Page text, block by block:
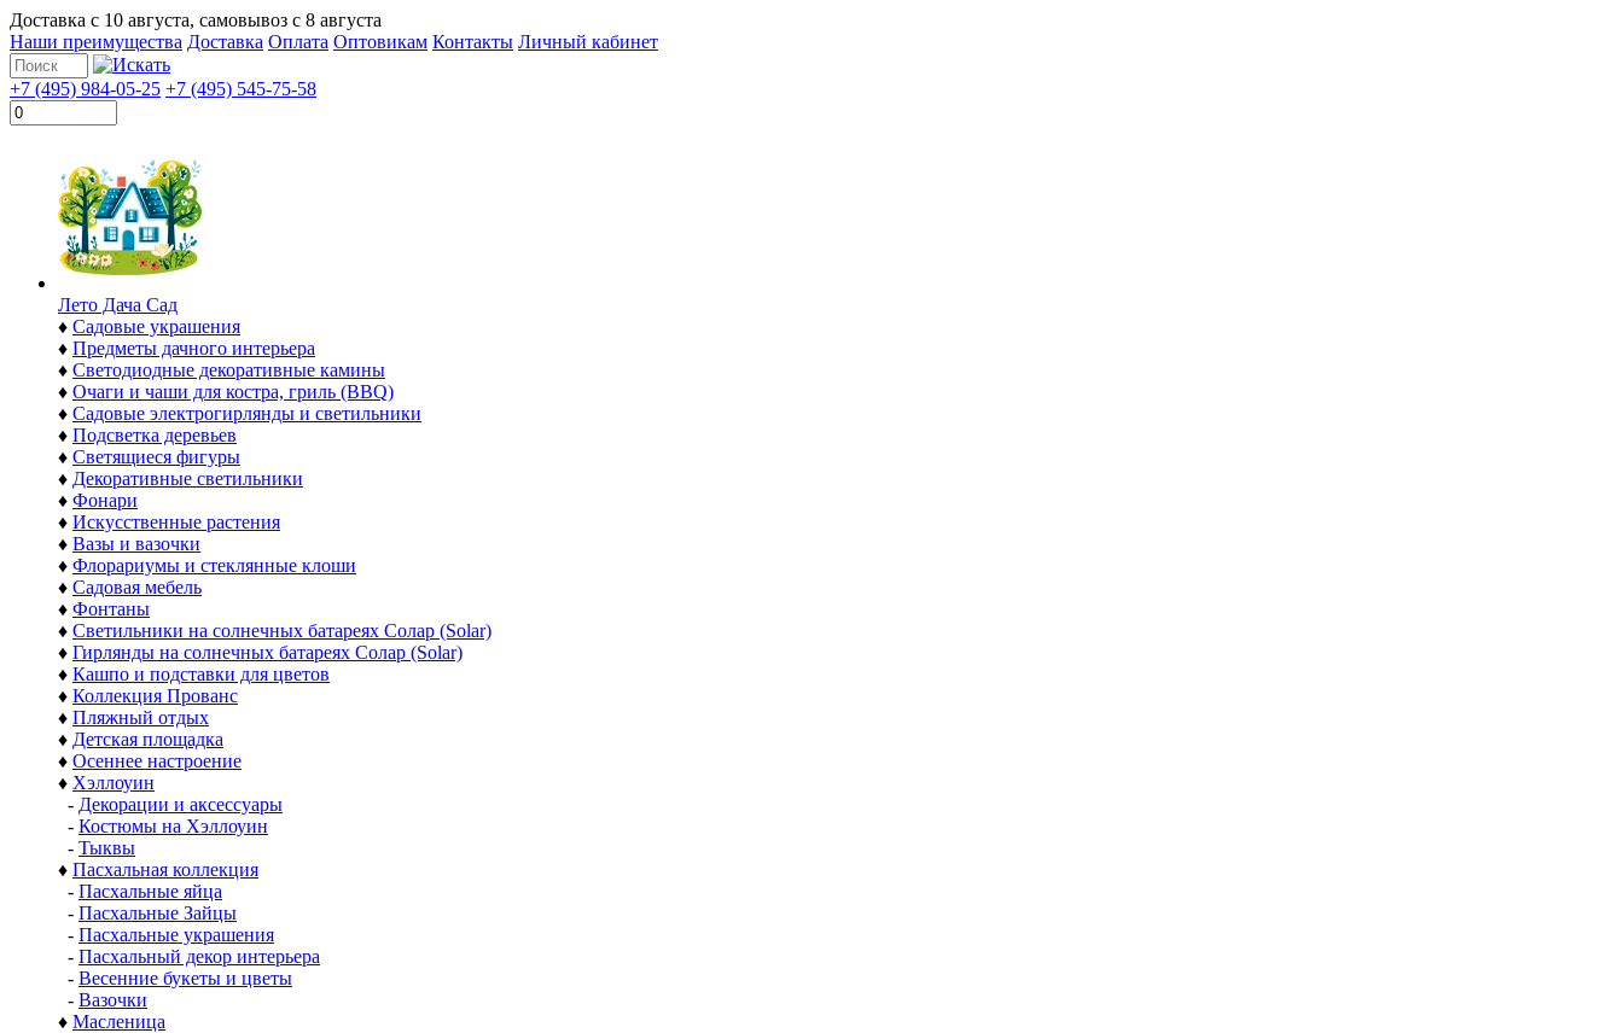
Доставка с 10 августа, самовывоз с 8 августа
Наши преимущества Доставка Оплата Оптовикам Контакты Личный кабинет
+7 (495) 984-05-25 +7 (495) 545-75-58
Лето Дача Сад
♦ Садовые украшения
♦ Предметы дачного интерьера
♦ Светодиодные декоративные камины
♦ Очаги и чаши для костра, гриль (BBQ)
♦ Садовые электрогирлянды и светильники
♦ Подсветка деревьев
♦ Светящиеся фигуры
♦ Декоративные светильники
♦ Фонари
♦ Искусственные растения
♦ Вазы и вазочки
♦ Флорариумы и стеклянные клоши
♦ Садовая мебель
♦ Фонтаны
♦ Светильники на солнечных батареях Солар (Solar)
♦ Гирлянды на солнечных батареях Солар (Solar)
♦ Кашпо и подставки для цветов
♦ Коллекция Прованс
♦ Пляжный отдых
♦ Детская площадка
♦ Осеннее настроение
♦ Хэллоуин
- Декорации и аксессуары
- Костюмы на Хэллоуин
- Тыквы
♦ Пасхальная коллекция
- Пасхальные яйца
- Пасхальные Зайцы
- Пасхальные украшения
- Пасхальный декор интерьера
- Весенние букеты и цветы
- Вазочки
♦ Масленица